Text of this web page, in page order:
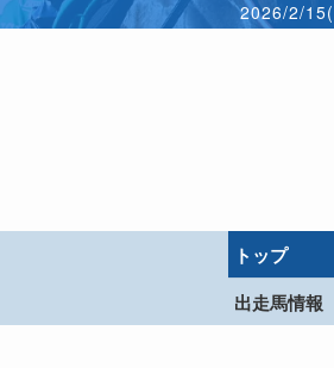
2026/2/15(
トップ
出走馬情報